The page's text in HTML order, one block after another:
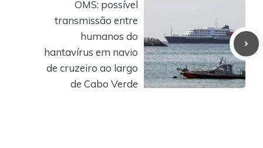
OMS: possível
transmissão entre
humanos do
hantavírus em navio
de cruzeiro ao largo
de Cabo Verde